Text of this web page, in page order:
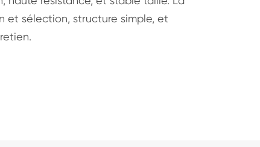
et sélection, structure simple, et